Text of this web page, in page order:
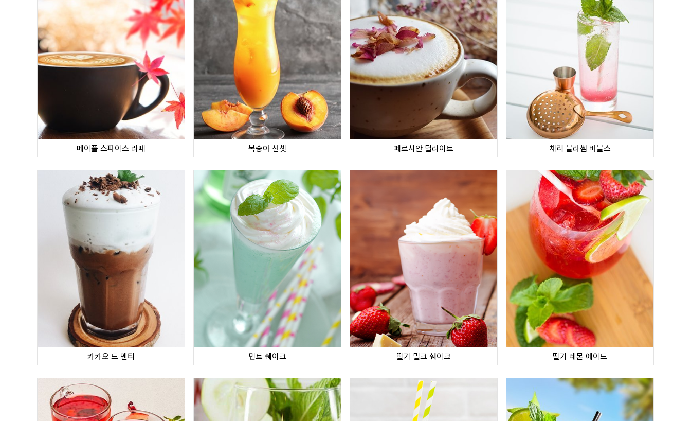
메이플 스파이스 라떼 복숭아 선셋 페르시안 딜라이트 체리 블라썸 버블스
카카오 드 멘티 민트 쉐이크 딸기 밀크 쉐이크 딸기 레몬 에이드